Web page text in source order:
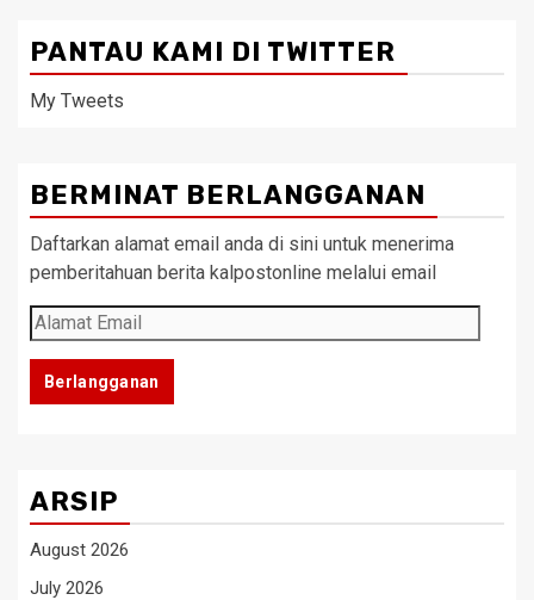
PANTAU KAMI DI TWITTER
My Tweets
BERMINAT BERLANGGANAN
Daftarkan alamat email anda di sini untuk menerima
pemberitahuan berita kalpostonline melalui email
Alamat
Email
Berlangganan
ARSIP
August 2026
July 2026